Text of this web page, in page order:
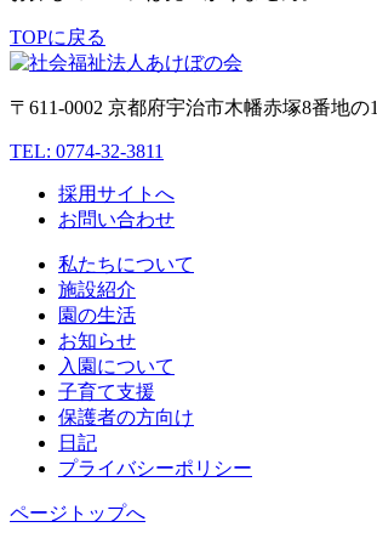
TOPに戻る
〒611-0002 京都府宇治市木幡赤塚8番地の1
TEL: 0774-32-3811
採用サイトへ
お問い合わせ
私たちについて
施設紹介
園の生活
お知らせ
入園について
子育て支援
保護者の方向け
日記
プライバシーポリシー
ページトップへ